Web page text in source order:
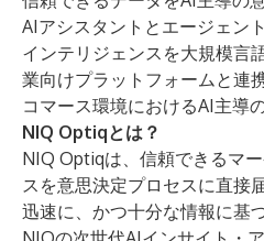
AIアシスタントとエージェン
インテリジェンスを大規模言
業向けプラットフォームと連
コマース環境におけるAI主導
NIQ Optiqとは？
NIQ Optiqは、信頼できるマ
スを意思決定プロセスに直接
迅速に、かつ十分な情報に基